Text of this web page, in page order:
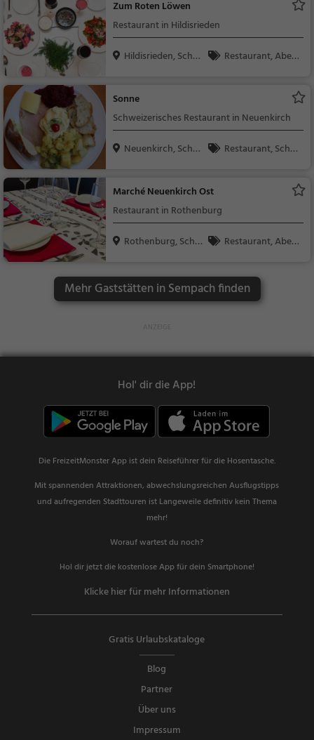
h, Mediterran
Zum Roten Löwen
Restaurant in Hildisrieden
Hildisrieden, Schw
Restaurant, Aben
Sonne
Schweizerisches Restaurant in Neuenkirch
Neuenkirch, Schw
Restaurant, Schw
endessen
Marché Neuenkirch Ost
Restaurant in Rothenburg
Rothenburg, Schw
Restaurant, Aben
Mehr Gaststätten in Sempach finden
Hol' dir die App!
Die FreizeitMonster App ist dein Reiseführer für die Hosentasche.
Mit spannenden Attraktionen, abwechslungsreichen Ausflugstipps
und aufregenden Stadttouren ist Langeweile definitiv kein Thema
mehr!
Worauf wartest du noch?
Hol dir jetzt die kostenlose App für dein Smartphone!
Klicke hier für mehr Informationen
Gratis Urlaubskataloge
Blog
Partner
Über uns
Impressum